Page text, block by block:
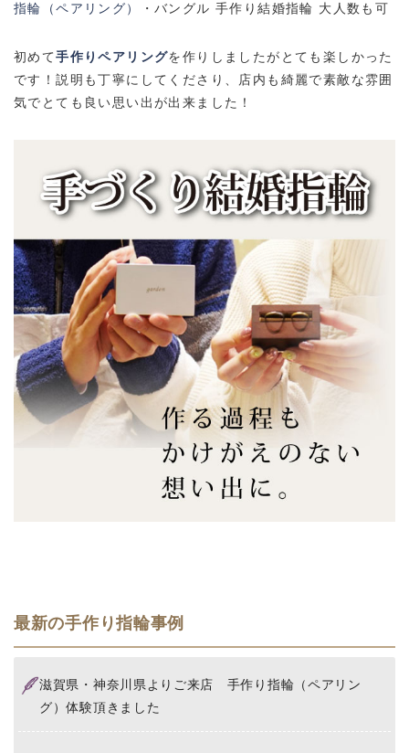
指輪（ペアリング）
・バングル 手作り結婚指輪 大人数も可
初めて手作りペアリングを作りしましたがとても楽しかった
です！説明も丁寧にしてくださり、店内も綺麗で素敵な雰囲
気でとても良い思い出が出来ました！
最新の手作り指輪事例
滋賀県・神奈川県よりご来店 手作り指輪（ペアリン
グ）体験頂きました